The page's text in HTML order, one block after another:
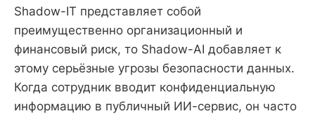
Shadow-IT представляет собой
преимущественно организационный и
финансовый риск, то Shadow-AI добавляет к
этому серьёзные угрозы безопасности данных.
Когда сотрудник вводит конфиденциальную
информацию в публичный ИИ-сервис, он часто